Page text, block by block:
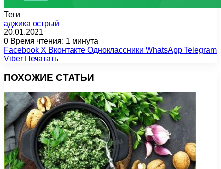
Теги
аджика острый
20.01.2021
0 Время чтения: 1 минута
Facebook X Вконтакте Одноклассники WhatsApp Telegram
Viber Печатать
ПОХОЖИЕ СТАТЬИ